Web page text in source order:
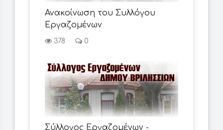
Ανακοίνωση του Συλλόγου
Εργαζομένων
378 0
Σύλλογος Εργαζομένων -